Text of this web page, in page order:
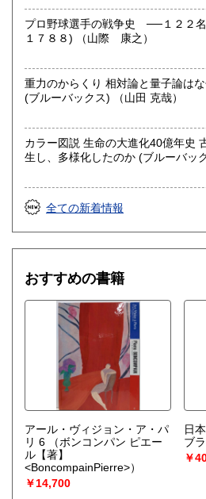
プロ野球選手の戦争史 ──１２２
１７８８) （山際 康之）
重力のからくり 相対論と量子論は
(ブルーバックス) （山田 克哉）
カラー図説 生命の大進化40億年史
全ての新着情報
おすすめの書籍
アール・ヴィジョン・ア・パ
リ 6
（ボンコンパン ピエー
ル【著】
<BoncompainPierre>）
￥14,700
日
ブ
￥